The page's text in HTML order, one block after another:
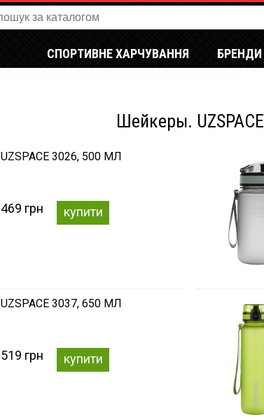
СПОРТИВНЕ ХАРЧУВАННЯ БРЕНДИ
Шейкеры. UZSPACE
UZSPACE 3026, 500 МЛ
469 грн купити
UZSPACE 3037, 650 МЛ
519 грн купити